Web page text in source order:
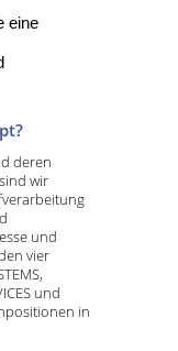
eine
deren
wir
und
vier
und
in